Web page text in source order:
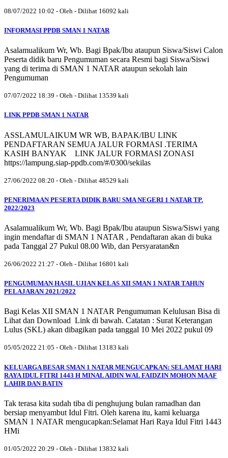
08/07/2022 10:02 - Oleh - Dilihat 16092 kali
INFORMASI PPDB SMAN 1 NATAR
Asalamualikum Wr, Wb. Bagi Bpak/Ibu ataupun Siswa/Siswi Calon
Peserta didik baru Pengumuman secara Resmi bagi Siswa/Siswi
yang di terima di SMAN 1 NATAR ataupun sekolah lain
Pengumuman
07/07/2022 18:39 - Oleh - Dilihat 13539 kali
LINK PPDB SMAN 1 NATAR
ASSLAMULAIKUM WR WB, BAPAK/IBU LINK
PENDAFTARAN SEMUA JALUR FORMASI .TERIMA
KASIH BANYAK LINK JALUR FORMASI ZONASI
https://lampung.siap-ppdb.com/#/0300/sekilas
27/06/2022 08:20 - Oleh - Dilihat 48529 kali
PENERIMAAN PESERTA DIDIK BARU SMA NEGERI 1 NATAR TP.
2022/2023
Asalamualikum Wr, Wb. Bagi Bpak/Ibu ataupun Siswa/Siswi yang
ingin mendaftar di SMAN 1 NATAR , Pendaftaran akan di buka
pada Tanggal 27 Pukul 08.00 Wib, dan Persyaratan&n
26/06/2022 21:27 - Oleh - Dilihat 16801 kali
PENGUMUMAN HASIL UJIAN KELAS XII SMAN 1 NATAR TAHUN
PELAJARAN 2021/2022
Bagi Kelas XII SMAN 1 NATAR Pengumuman Kelulusan Bisa di
Lihat dan Download Link di bawah. Catatan : Surat Keterangan
Lulus (SKL) akan dibagikan pada tanggal 10 Mei 2022 pukul 09
05/05/2022 21:05 - Oleh - Dilihat 13183 kali
KELUARGA BESAR SMAN 1 NATAR MENGUCAPKAN: SELAMAT HARI
RAYA IDUL FITRI 1443 H MINAL AIDIN WAL FAIDZIN MOHON MAAF
LAHIR DAN BATIN
Tak terasa kita sudah tiba di penghujung bulan ramadhan dan
bersiap menyambut Idul Fitri. Oleh karena itu, kami keluarga
SMAN 1 NATAR mengucapkan:Selamat Hari Raya Idul Fitri 1443
HMi
01/05/2022 20:29 - Oleh - Dilihat 13832 kali